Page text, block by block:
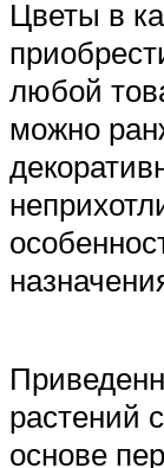
Цветы в
любой
можно
растений
основе